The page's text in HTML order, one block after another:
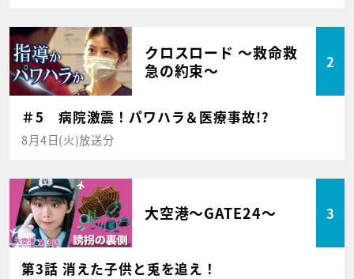
クロスロード ～救命救
急の約束～
2
＃5 病院激震！パワハラ＆医療事故!?
8月4日(火)放送分
大空港～GATE24～ 3
第3話 消えた子供と兎を追え！